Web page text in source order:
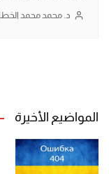
د. محمد محمد
المواضيع الأخيرة